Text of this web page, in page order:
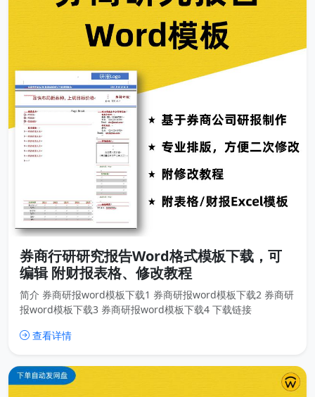
券商行研研究报告Word格式模板下载，可
编辑 附财报表格、修改教程
简介 券商研报word模板下载1 券商研报word模板下载2 券商研
报word模板下载3 券商研报word模板下载4 下载链接
查看详情